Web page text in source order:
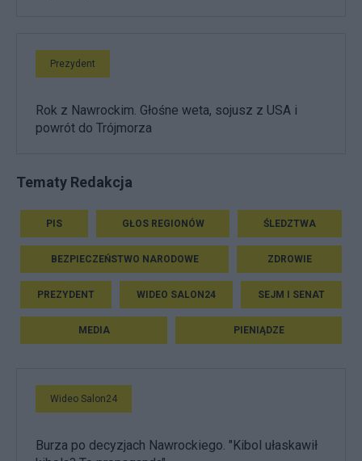
Prezydent
Rok z Nawrockim. Głośne weta, sojusz z USA i
powrót do Trójmorza
Tematy Redakcja
PIS GŁOS REGIONÓW ŚLEDZTWA
BEZPIECZEŃSTWO NARODOWE ZDROWIE
PREZYDENT WIDEO SALON24 SEJM I SENAT
MEDIA PIENIĄDZE
Wideo Salon24
Burza po decyzjach Nawrockiego. "Kibol ułaskawił